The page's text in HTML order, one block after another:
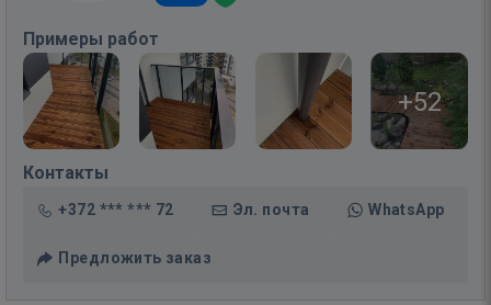
Примеры работ
+52
Контакты
+372 *** *** 72 Эл. почта WhatsApp
Предложить заказ